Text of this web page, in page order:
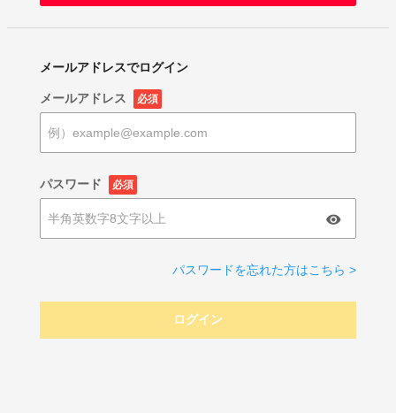
メールアドレスでログイン
メールアドレス 必須
パスワード 必須
パスワードを忘れた方はこちら >
ログイン